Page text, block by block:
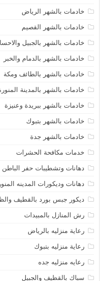
خادمات بالشهر الرياض
خادمات بالشهر القصيم
خادمات بالشهر بالجبيل
خادمات بالشهر بالدمام والخبر
خادمات بالشهر بالطائف ومكة
خادمات بالشهر بالمدينة
خادمات بالشهر ببريدة وعنيزة
خادمات بالشهر بتبوك
خادمات بالشهر جدة
خدمات مكافحة الحشرات
دهانات وتشطيبات حفر الباطن
دهانات وديكورات المدينه
ديكور جبس بورد بالقطيف
رش المنازل بالمبيدات
رعاية منزليه بالرياض
رعاية منزليه بتبوك
رعايه منزليه جده
سباك بالقظيف والجبيل